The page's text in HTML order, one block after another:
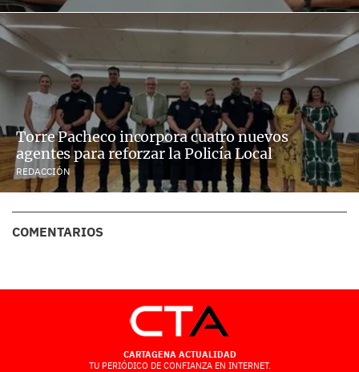
Torre Pacheco incorpora cuatro nuevos
agentes para reforzar la Policía Local
REDACCIÓN
COMENTARIOS
CARTAGENA ACTUALIDAD
TU PERIÓDICO DE CONFIANZA EN INTERNET.